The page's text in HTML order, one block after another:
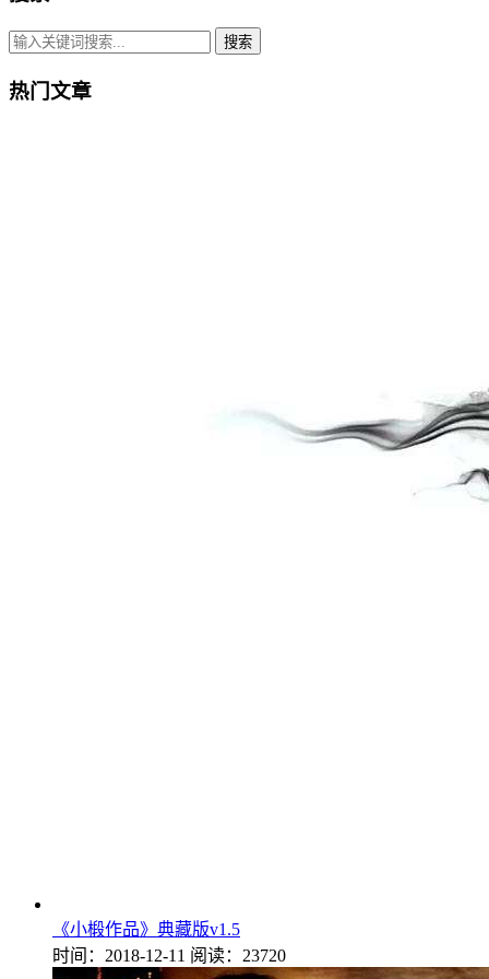
搜索
热门文章
《小椴作品》典藏版v1.5
时间：2018-12-11 阅读：23720